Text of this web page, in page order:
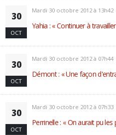
30
OCT
Mardi 30 octobre 2012 à 13h42
Yahia : « Continuer à
30
OCT
Mardi 30 octobre 2012 à 07h44
Démont : « Une façon
30
OCT
Mardi 30 octobre 2012 à 07h33
Perrinelle : « On aurait pu les